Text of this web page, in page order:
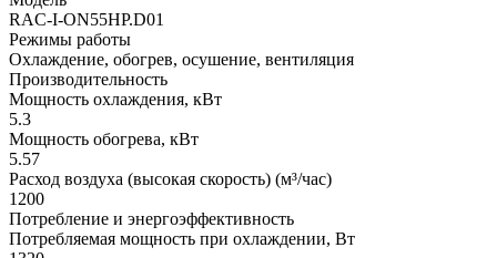
RAC-I-ON55HP.D01
Режимы работы
Охлаждение, обогрев, осушение, вентиляция
Производительность
Мощность охлаждения, кВт
5.3
Мощность обогрева, кВт
5.57
Расход воздуха (высокая скорость) (м³/час)
1200
Потребление и энергоэффективность
Потребляемая мощность при охлаждении, Вт